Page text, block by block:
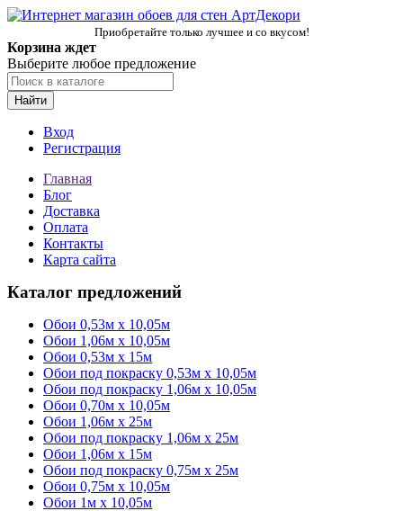
Приобретайте только лучшее и со вкусом!
Корзина ждет
Выберите любое предложение
Найти
Вход
Регистрация
Главная
Блог
Доставка
Оплата
Контакты
Карта сайта
Каталог предложений
Обои 0,53м x 10,05м
Обои 1,06м х 10,05м
Обои 0,53м x 15м
Обои под покраску 0,53м x 10,05м
Обои под покраску 1,06м х 10,05м
Обои 0,70м x 10,05м
Обои 1,06м x 25м
Обои под покраску 1,06м x 25м
Обои 1,06м x 15м
Обои под покраску 0,75м x 25м
Обои 0,75м x 10,05м
Обои 1м х 10,05м